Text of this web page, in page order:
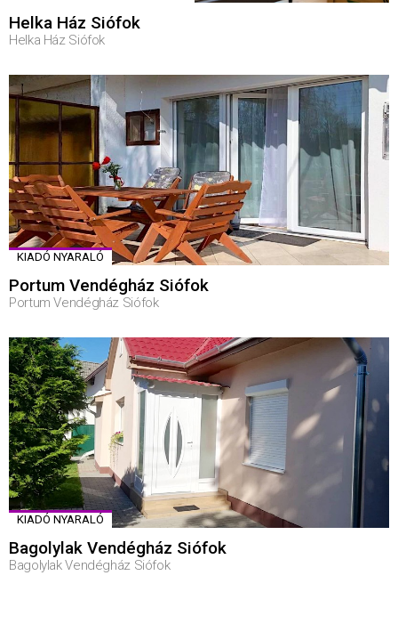
Helka Ház Siófok
Helka Ház Siófok
KIADÓ NYARALÓ
Portum Vendégház Siófok
Portum Vendégház Siófok
KIADÓ NYARALÓ
Bagolylak Vendégház Siófok
Bagolylak Vendégház Siófok